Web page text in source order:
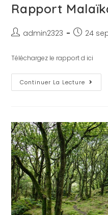
Rapport
admin2323 24
Téléchargez le rapport d ici
Continuer La Lecture